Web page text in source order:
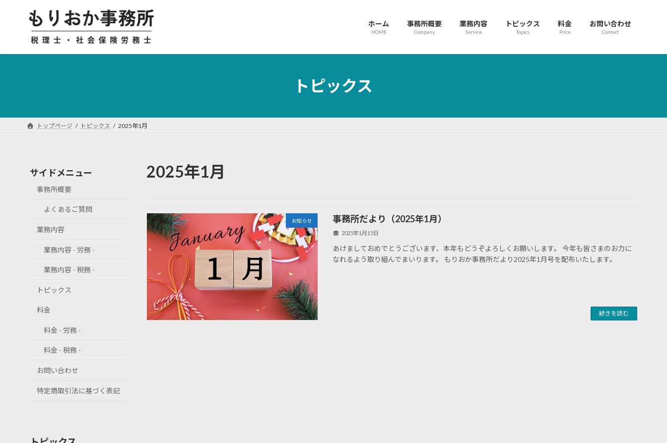
ツ
シ
ホーム
HOME
事務所概要
Company
業務内容
Service
トピックス
Topics
料金
Price
お問い合わせ
Contact
トピックス
トップページ トピックス 2025年1月
2025年1月
お知らせ 事務所だより（2025年1月）
2025年1月15日
あけましておめでとうございます、本年もどうぞよろしくお願いします。 今年も皆さまのお力に
なれるよう取り組んでまいります。 もりおか事務所だより2025年1月号を配布いたします。
続きを読む
サイドメニュー
事務所概要
よくあるご質問
業務内容
業務内容 - 労務 -
業務内容 - 税務 -
トピックス
料金
料金 - 労務 -
料金 - 税務 -
お問い合わせ
特定商取引法に基づく表記